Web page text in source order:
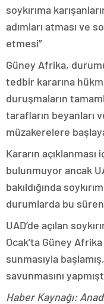
soykırıma
adımları atması ve
etmesi”
Güney Afrika,
tedbir kararına
duruşmaların
tarafların beyanları
müzakerelere
Kararın
bulunmuyor ancak
bakıldığında
durumlarda bu
UAD’de açılan
Ocak’ta Güney
sunmasıyla
savunmasını
Haber Kaynağı: